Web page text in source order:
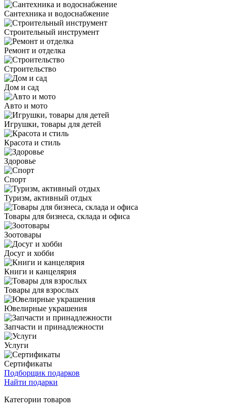
Сантехника и водоснабжение
Строительный инструмент
Ремонт и отделка
Строительство
Дом и сад
Авто и мото
Игрушки, товары для детей
Красота и стиль
Здоровье
Спорт
Туризм, активный отдых
Товары для бизнеса, склада и офиса
Зоотовары
Досуг и хобби
Книги и канцелярия
Товары для взрослых
Ювелирные украшения
Запчасти и принадлежности
Услуги
Сертификаты
Подборщик подарков
Найти подарки
Категории товаров